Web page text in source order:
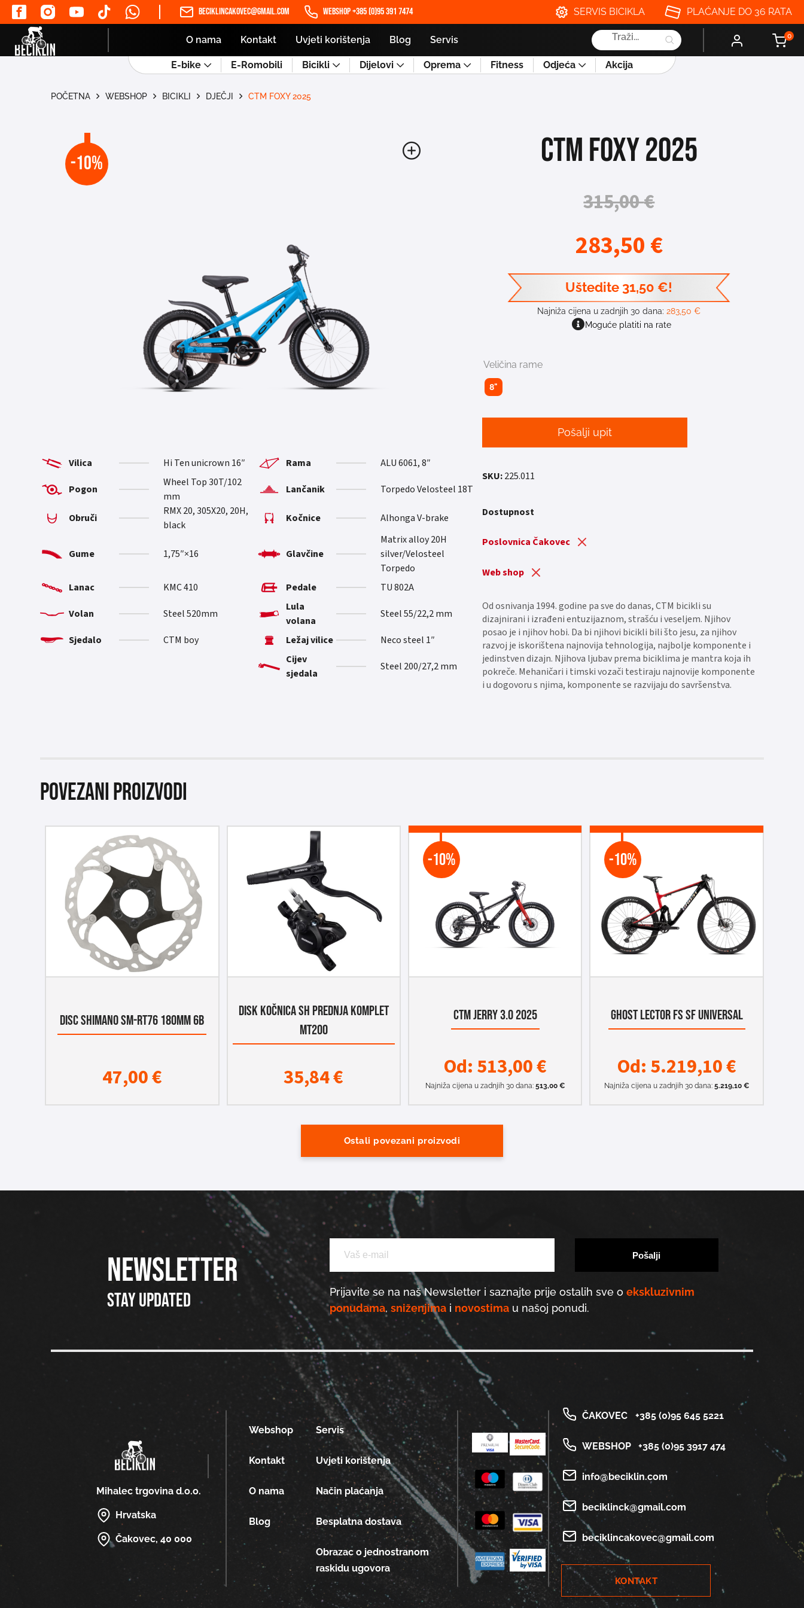
beciklincakovec@gmail.com WEBSHOP +385 (0)95 391 7474 SERVIS BICIKLA PLAĆANJE DO 36 RATA
O nama Kontakt Uvjeti korištenja Blog Servis
Products
search
0
E-bike E-Romobili Bicikli Dijelovi Oprema Fitness Odjeća Akcija
POČETNA WEBSHOP BICIKLI DJEČJI CTM FOXY 2025
-10%
Rama ALU 6061, 8″
Vilica
Hi Ten unicrown 16″
Lančanik
Torpedo Velosteel 18T
Pogon
Wheel Top 30T/102
mm
Kočnice
Alhonga V-brake
Obruči
RMX 20, 305X20, 20H,
black
Glavčine
Matrix alloy 20H
silver/Velosteel
Torpedo
Gume 16×1,75″
Pedale TU 802A
Lanac
KMC 410
Lula
volana
Steel 55/22,2 mm
Volan
Steel 520mm
Ležaj vilice
Neco steel 1″
Sjedalo
CTM boy
Cijev
sjedala
Steel 200/27,2 mm
CTM FOXY 2025
315,00€
283,50€
Uštedite 31,50 €!
Najniža cijena u zadnjih 30 dana:283,50€
Moguće platiti na rate
Veličina rame
8"
Pošalji upit
SKU:225.011
Dostupnost
Poslovnica Čakovec
Web shop
Od osnivanja 1994. godine pa sve do danas, CTM bicikli su
dizajnirani i izrađeni entuzijaznom, strašću i veseljem. Njihov
posao je i njihov hobi. Da bi njihovi bicikli bili što jesu, za njihov
razvoj je iskorištena najnovija tehnologija, najbolje komponente i
jedinstven dizajn. Njihova ljubav prema biciklima je mantra koja ih
pokreče. Mehaničari i timski vozači testiraju najnovije komponente
i u dogovoru s njima, komponente se razvijaju do savršenstva.
Povezani proizvodi
DISC SHIMANO SM-RT76 180MM 6B
47,00€
DISK KOČNICA SH PREDNJA KOMPLET
MT200
35,84€
-10%
CTM JERRY 3.0 2025
Od:513,00€
Najniža cijena u zadnjih 30 dana: 513,00 €
-10%
GHOST LECTOR FS SF UNIVERSAL
Od:5.219,10€
Najniža cijena u zadnjih 30 dana: 5.219,10 €
Ostali povezani proizvodi
NEWSLETTER
Stay updated Prijavite se na naš Newsletter i saznajte prije ostalih sve o ekskluzivnim
ponudama, sniženjimai novostimau našoj ponudi.
Mihalec trgovina d.o.o.
Hrvatska
Čakovec, 40 000
Webshop
Kontakt
O nama
Blog
Servis
Uvjeti korištenja
Način plaćanja
Besplatna dostava
Obrazac o jednostranom
raskidu ugovora
ČAKOVEC +385 (0)95 645 5221
WEBSHOP +385 (0)95 3917 474
info@beciklin.com
beciklinck@gmail.com
beciklincakovec@gmail.com
KONTAKT